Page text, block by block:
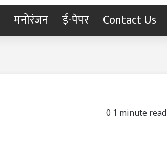
मनोरंजन ई-पेपर Contact Us
0 1 minute read